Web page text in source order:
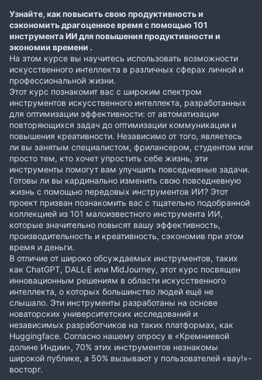
Узнайте, как повысить свою продуктивность и
сэкономить драгоценное время с помощью 101
инструмента ИИ для повышения продуктивности и
экономии времени .
На этом курсе вы научитесь использовать возможности
искусственного интеллекта в различных сферах личной и
профессиональной жизни.
Этот курс познакомит вас с широким спектром
инструментов искусственного интеллекта, разработанных
для оптимизации эффективности: от автоматизации
повторяющихся задач до оптимизации коммуникации и
повышения креативности. Независимо от того, являетесь
ли вы занятым специалистом, фрилансером, студентом или
просто тем, кто хочет упростить себе жизнь, эти
инструменты помогут вам улучшить повседневные задачи.
Готовы ли вы кардинально изменить свою повседневную
жизнь с помощью передовых инструментов ИИ? Этот
проект призван познакомить вас с тщательно подобранной
коллекцией из 101 малоизвестного инструмента ИИ,
которые значительно повысят вашу эффективность,
производительность и креативность, сэкономив при этом
время и деньги.
В отличие от широко обсуждаемых инструментов, таких
как ChatGPT, DALL·E или MidJourney, этот курс посвящен
инновационным решениям в области искусственного
интеллекта, о которых большинство людей ещё не
слышало. Эти инструменты разработаны на основе
новаторских университетских исследований и
независимых разработчиков на таких платформах, как
Huggingface. Согласно нашему опросу в «Кремниевой
долине Индии», 70% этих инструментов незнакомы
широкой публике, а 50% вызывают у пользователей «вау!»-
восторг.